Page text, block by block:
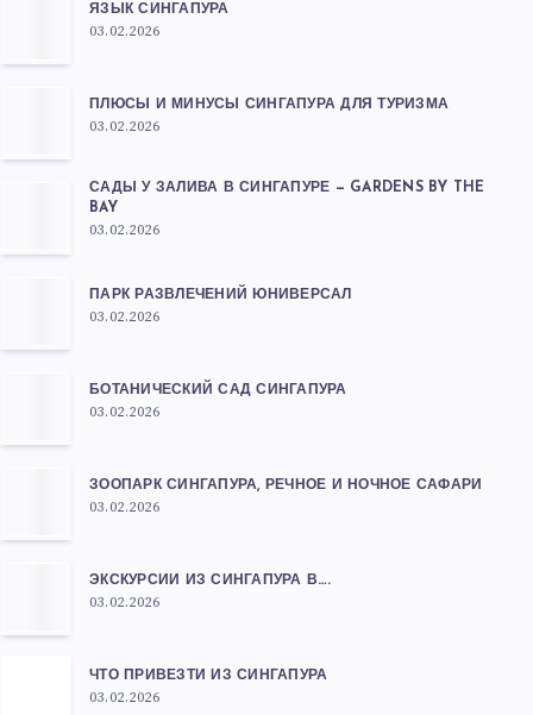
ЯЗЫК СИНГАПУРА
03.02.2026
ПЛЮСЫ И МИНУСЫ СИНГАПУРА ДЛЯ ТУРИЗМА
03.02.2026
САДЫ У ЗАЛИВА В СИНГАПУРЕ — GARDENS BY THE
BAY
03.02.2026
ПАРК РАЗВЛЕЧЕНИЙ ЮНИВЕРСАЛ
03.02.2026
БОТАНИЧЕСКИЙ САД СИНГАПУРА
03.02.2026
ЗООПАРК СИНГАПУРА, РЕЧНОЕ И НОЧНОЕ САФАРИ
03.02.2026
ЭКСКУРСИИ ИЗ СИНГАПУРА В….
03.02.2026
ЧТО ПРИВЕЗТИ ИЗ СИНГАПУРА
03.02.2026